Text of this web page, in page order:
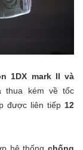
1DX mark II và
thua kém về tốc
được liên tiếp 12
hệ thống chống